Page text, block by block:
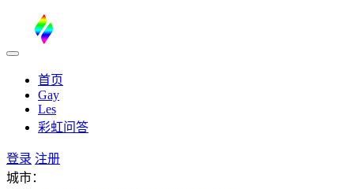
首页
Gay
Les
彩虹问答
登录 注册
城市：